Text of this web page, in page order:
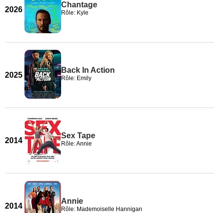
2026
Chantage
Rôle: Kyle
2025
Back In Action
Rôle: Emily
2014
Sex Tape
Rôle: Annie
2014
Annie
Rôle: Mademoiselle Hannigan